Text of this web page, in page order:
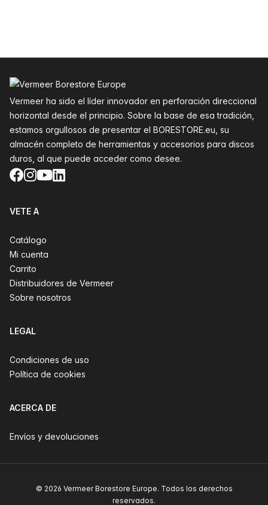
Vermeer ha sido el líder innovador en perforación direccional
horizontal desde el principio. Sobre la base de esa tradición,
estamos orgullosos de presentar el BORESTORE.eu, su
almacén completo de herramientas y accesorios para discos
duros, al que puede acceder como desee.
Facebook
Instagram
YouTube
LinkedIn
VETE A
Catálogo
Mi cuenta
Carrito
Distribuidores de Vermeer
Sobre nosotros
LEGAL
Condiciones de uso
Política de cookies
ACERCA DE
Envíos y devoluciones
© 2026 Vermeer Borestore Europe. Todos los derechos
reservados.